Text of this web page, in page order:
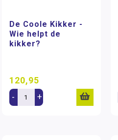
De Coole Kikker -
Wie helpt de
kikker?
120,95
- +